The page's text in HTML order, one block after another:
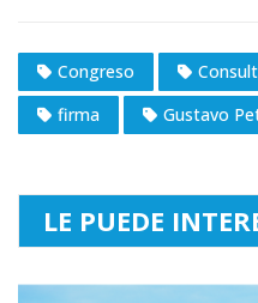
Congreso
firma
Gustavo
LE PUEDE